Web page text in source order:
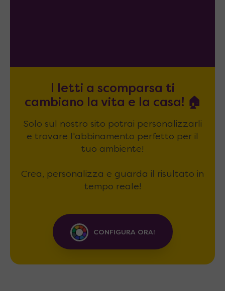
I letti a scomparsa ti
cambiano la vita e la casa! 🏠
Solo sul nostro sito potrai personalizzarli
e trovare l'abbinamento perfetto per il
tuo ambiente!
Crea, personalizza e guarda il risultato in
tempo reale!
CONFIGURA ORA!